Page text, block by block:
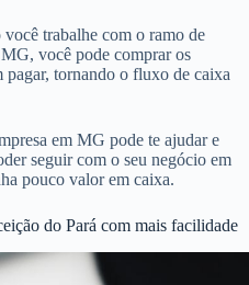
trabalhe com o ramo de
você pode comprar os
pagar, tornando o fluxo de caixa
em MG pode te ajudar e
seguir com o seu negócio em
pouco valor em caixa.
do Pará com mais facilidade